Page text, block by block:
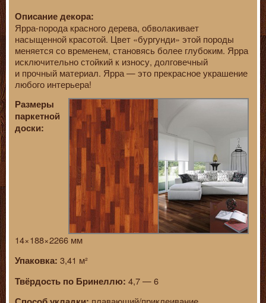
Описание декора:
Ярра-порода красного дерева, обволакивает
насыщенной красотой. Цвет «бургунди» этой породы
меняется со временем, становясь более глубоким. Ярра
исключительно стойкий к износу, долговечный
и прочный материал. Ярра — это прекрасное украшение
любого интерьера!
Размеры
паркетной
доски:
14×188×2266 мм
Упаковка: 3,41 м²
Твёрдость по Бринеллю: 4,7 — 6